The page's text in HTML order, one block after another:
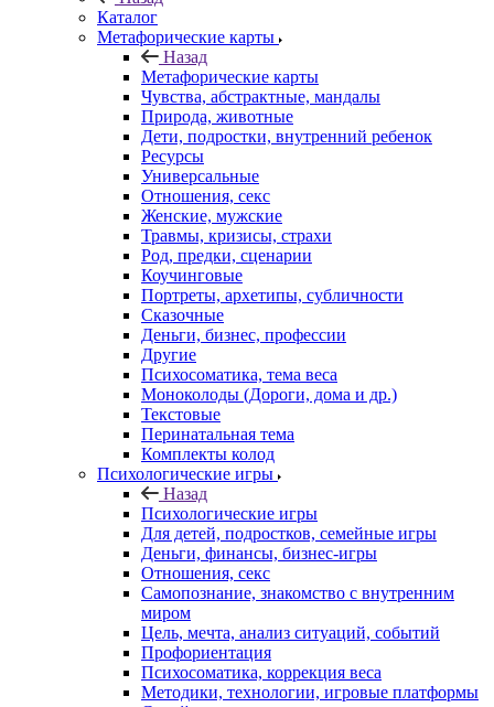
Каталог
Mетафорические карты
Назад
Mетафорические карты
Чувства, абстрактные, мандалы
Природа, животные
Дети, подростки, внутренний ребенок
Ресурсы
Универсальные
Отношения, секс
Женские, мужские
Травмы, кризисы, страхи
Род, предки, сценарии
Коучинговые
Портреты, архетипы, субличности
Сказочные
Деньги, бизнес, профессии
Другие
Психосоматика, тема веса
Моноколоды (Дороги, дома и др.)
Текстовые
Перинатальная тема
Комплекты колод
Психологические игры
Назад
Психологические игры
Для детей, подростков, семейные игры
Деньги, финансы, бизнес-игры
Отношения, секс
Самопознание, знакомство с внутренним
миром
Цель, мечта, анализ ситуаций, событий
Профориентация
Психосоматика, коррекция веса
Методики, технологии, игровые платформы